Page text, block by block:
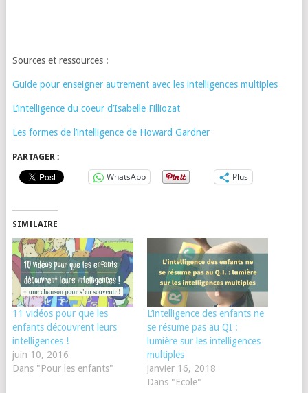
Sources et ressources :
Guide pour enseigner autrement avec les intelligences multiples
L’intelligence du coeur d’Isabelle Filliozat
Les formes de l’intelligence de Howard Gardner
PARTAGER :
WhatsApp Plus
SIMILAIRE
11 vidéos pour que les
enfants découvrent leurs
intelligences !
juin 10, 2016
Dans "Pour les enfants"
L’intelligence des enfants ne
se résume pas au QI :
lumière sur les intelligences
multiples
janvier 16, 2018
Dans "Ecole"